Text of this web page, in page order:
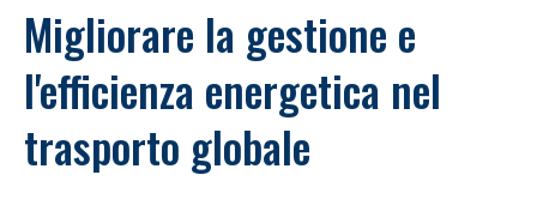
Migliorare la gestione e
l'efficienza energetica nel
trasporto globale